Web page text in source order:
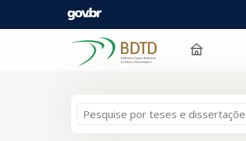
Pular para o conteúdo